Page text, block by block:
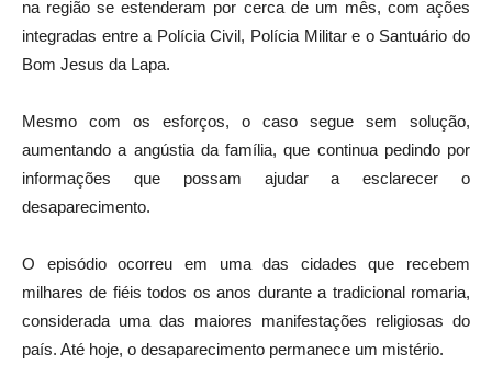
na região se estenderam por cerca de um mês, com ações
integradas entre a Polícia Civil, Polícia Militar e o Santuário do
Bom Jesus da Lapa.
Mesmo com os esforços, o caso segue sem solução,
aumentando a angústia da família, que continua pedindo por
informações que possam ajudar a esclarecer o
desaparecimento.
O episódio ocorreu em uma das cidades que recebem
milhares de fiéis todos os anos durante a tradicional romaria,
considerada uma das maiores manifestações religiosas do
país. Até hoje, o desaparecimento permanece um mistério.